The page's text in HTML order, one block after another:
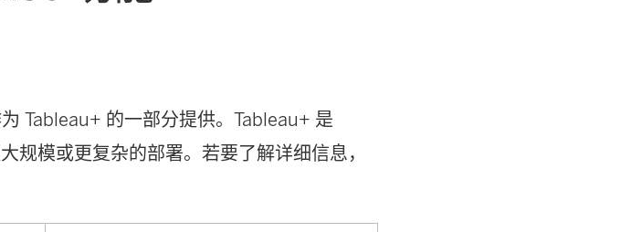
Tableau+ 的一部分提供。Tableau+ 是
规模或更复杂的部署。若要了解详细信息，